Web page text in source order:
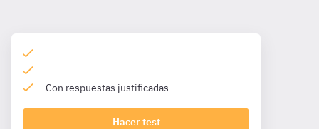
Con respuestas justificadas
Hacer test